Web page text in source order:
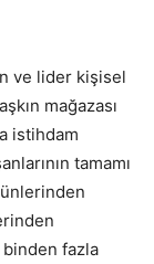
ve lider kişisel
mağazası
istihdam
tamamı
binden fazla